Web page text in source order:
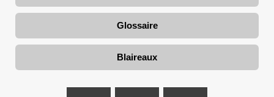
Glossaire
Blaireaux